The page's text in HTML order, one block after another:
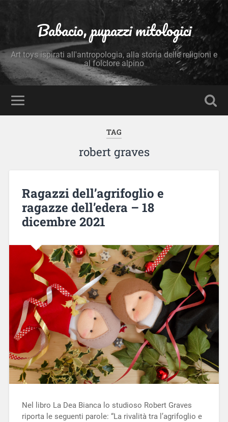
Babacio, pupazzi mitologici
Art toys ispirati all'antropologia, alla storia delle religioni e
al folclore alpino
TAG
robert graves
Ragazzi dell’agrifoglio e
ragazze dell’edera – 18
dicembre 2021
Nel libro La Dea Bianca lo studioso Robert Graves
riporta le seguenti parole: “La rivalità tra l’agrifoglio e